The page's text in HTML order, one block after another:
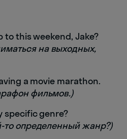
to this weekend, Jake?
на выходных,
a movie marathon.
фильмов.)
specific genre?
то определенный жанр?)